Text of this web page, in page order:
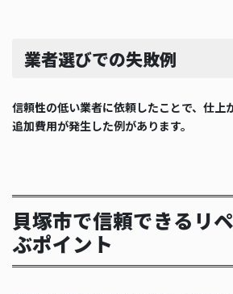
業者選びでの失敗例
信頼性の低い業者に依頼したことで、仕上
追加費用が発生した例があります。
貝塚市で信頼できるリ
ぶポイント